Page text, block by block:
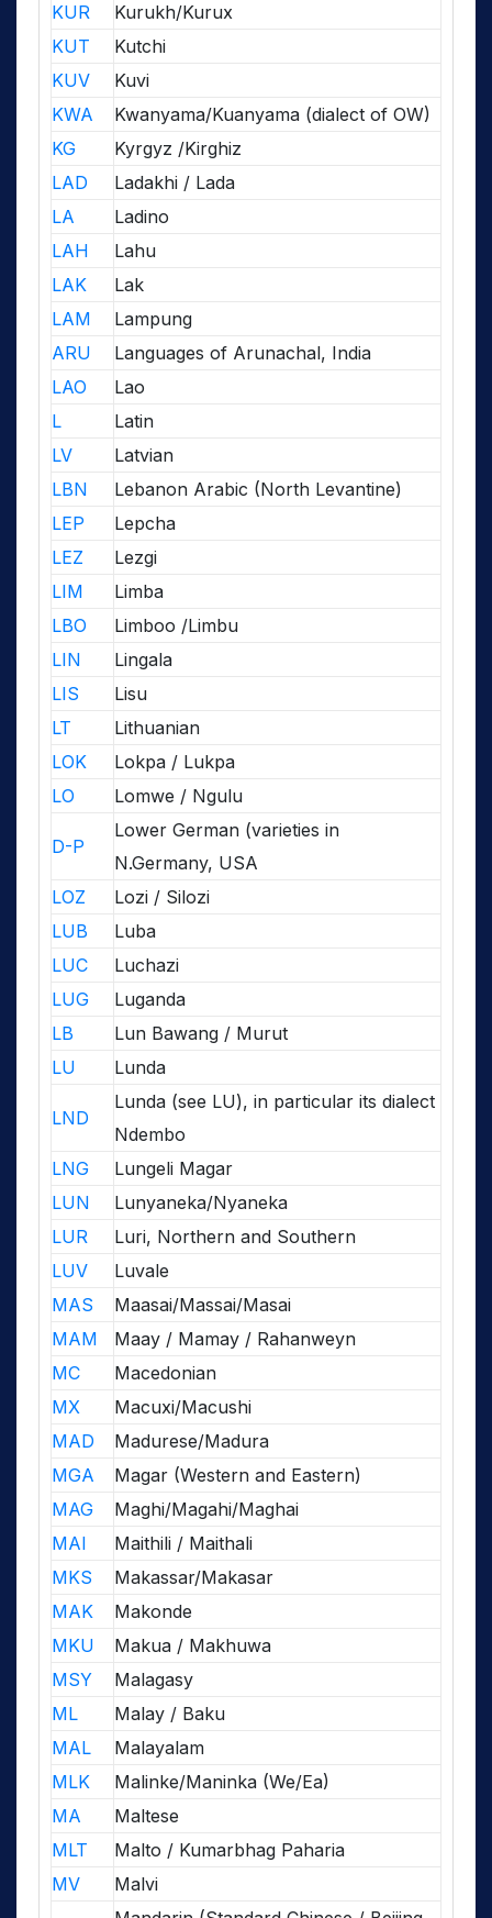
KUR
Kurukh/Kurux
KUT
Kutchi
KUV
Kuvi
KWA
Kwanyama/Kuanyama (dialect of OW)
KG
Kyrgyz /Kirghiz
LAD
Ladakhi / Lada
LA
Ladino
LAH
Lahu
LAK
Lak
LAM
Lampung
ARU
Languages of Arunachal, India
LAO
Lao
L
Latin
LV
Latvian
LBN
Lebanon Arabic (North Levantine)
LEP
Lepcha
LEZ
Lezgi
LIM
Limba
LBO
Limboo /Limbu
LIN
Lingala
LIS
Lisu
LT
Lithuanian
LOK
Lokpa / Lukpa
LO
Lomwe / Ngulu
D-P
Lower German (varieties in
N.Germany, USA
LOZ
Lozi / Silozi
LUB
Luba
LUC
Luchazi
LUG
Luganda
LB
Lun Bawang / Murut
LU
Lunda
LND
Lunda (see LU), in particular its dialect
Ndembo
LNG
Lungeli Magar
LUN
Lunyaneka/Nyaneka
LUR
Luri, Northern and Southern
LUV
Luvale
MAS
Maasai/Massai/Masai
MAM
Maay / Mamay / Rahanweyn
MC
Macedonian
MX
Macuxi/Macushi
MAD
Madurese/Madura
MGA
Magar (Western and Eastern)
MAG
Maghi/Magahi/Maghai
MAI
Maithili / Maithali
MKS
Makassar/Makasar
MAK
Makonde
MKU
Makua / Makhuwa
MSY
Malagasy
ML
Malay / Baku
MAL
Malayalam
MLK
Malinke/Maninka (We/Ea)
MA
Maltese
MLT
Malto / Kumarbhag Paharia
MV
Malvi